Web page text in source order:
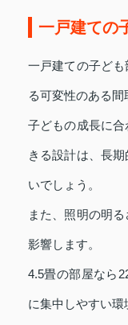
一戸建ての
一戸建ての子ど
る可変性のある間
子どもの成長に
きる設計は、長
いでしょう。
また、照明の明
影響します。
4.5畳の部屋なら
に集中しやすい環